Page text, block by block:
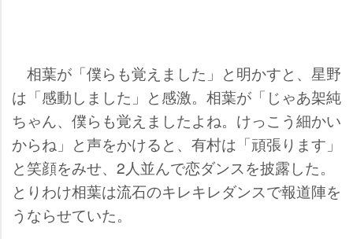
相葉が「僕らも覚えました」と明かすと、星野
は「感動しました」と感激。相葉が「じゃあ架純
ちゃん、僕らも覚えましたよね。けっこう細かい
からね」と声をかけると、有村は「頑張ります」
と笑顔をみせ、2人並んで恋ダンスを披露した。
とりわけ相葉は流石のキレキレダンスで報道陣を
うならせていた。